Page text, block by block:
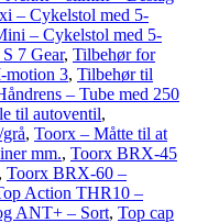
– Cykelstol med 5-
– Cykelstol med 5-
7 Gear, Tilbehør for
motion 3, Tilbehør til
– Tube med 250
til autoventil,
, Toorx – Måtte til at
mm., Toorx BRX-45
, Toorx BRX-60 –
Action THR10 –
ANT+ – Sort, Top cap